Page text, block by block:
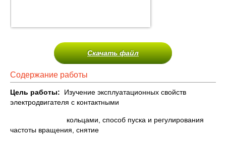
Скачать файл
Содержание работы
Цель работы: Изучение эксплуатационных свойств
электродвигателя с контактными
кольцами, способ пуска и регулирования
частоты вращения, снятие